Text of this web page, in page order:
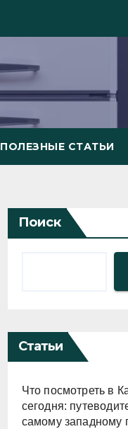
ПОЛЕЗНЫЕ СТАТЬИ
Поиск
Статьи
Что посмотреть в
сегодня:
самому западному